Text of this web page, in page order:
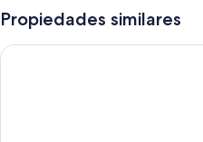
diversas actividades, como bote de
Propiedades similares
Hotel Nikko Bali Benoa Beach